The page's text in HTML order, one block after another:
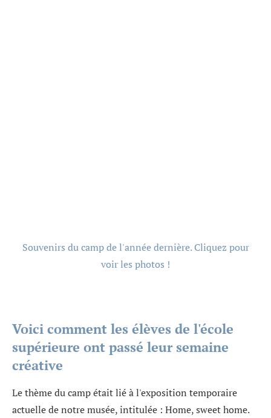
Souvenirs du camp de l'année dernière. Cliquez pour
voir les photos !
Voici comment les élèves de l'école
supérieure ont passé leur semaine
créative
Le thème du camp était lié à l'exposition temporaire
actuelle de notre musée, intitulée : Home, sweet home.